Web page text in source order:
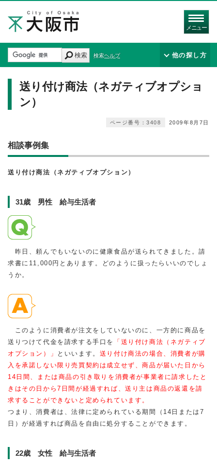
メニュー
検索 検索ヘルプ 他の探し方
送り付け商法（ネガティブオプショ
ン）
2009年8月7日
ページ番号：3408
相談事例集
送り付け商法（ネガティブオプション）
31歳 男性 給与生活者
昨日、頼んでもいないのに健康食品が送られてきました。請
求書に11,000円とあります。どのように扱ったらいいのでしょ
うか。
このように消費者が注文をしていないのに、一方的に商品を
送りつけて代金を請求する手口を
「送り付け商法（ネガティブ
オプション）」
といいます。 送り付け商法の場合、消費者が購
入を承諾しない限り売買契約は成立せず、商品が届いた日から
14日間、または商品の引き取りを消費者が事業者に請求したと
きはその日から7日間が経過すれば、送り主は商品の返還を請
求することができないと定められています。
つまり、消費者は、法律に定められている期間（14日または7
日）が経過すれば商品を自由に処分することができます。
22歳 女性 給与生活者